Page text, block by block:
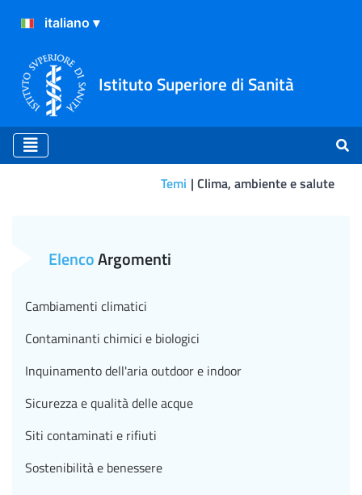
Istituto Superiore di Sanità
Temi Clima, ambiente e salute
ElencoArgomenti
Cambiamenti climatici
Contaminanti chimici e biologici
Inquinamento dell'aria outdoor e indoor
Sicurezza e qualità delle acque
Siti contaminati e rifiuti
Sostenibilità e benessere